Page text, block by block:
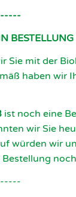
BESTELLUNG
Sie mit der
haben wir
ist noch eine
wir Sie
würden wir